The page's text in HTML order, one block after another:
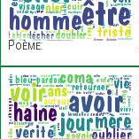
Poème: